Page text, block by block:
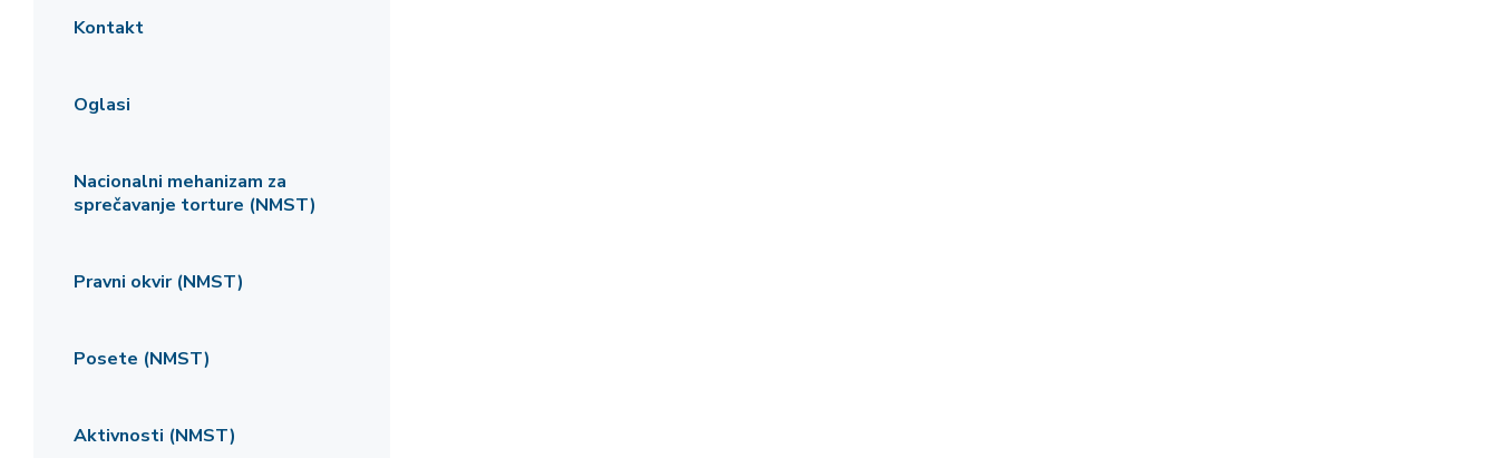
Kontakt
Oglasi
Nacionalni mehanizam za
sprečavanje torture (NMST)
Pravni okvir (NMST)
Posete (NMST)
Aktivnosti (NMST)